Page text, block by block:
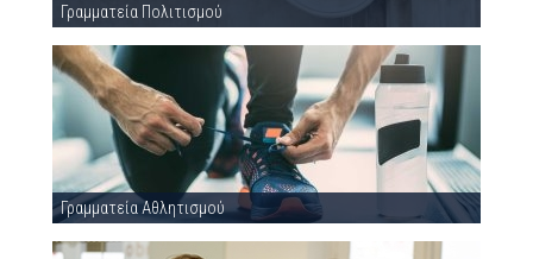
Γραμματεία Πολιτισμού
Γραμματεία Αθλητισμού